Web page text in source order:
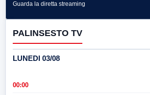
Guarda la diretta streaming
PALINSESTO TV
LUNEDI 03/08
00:00